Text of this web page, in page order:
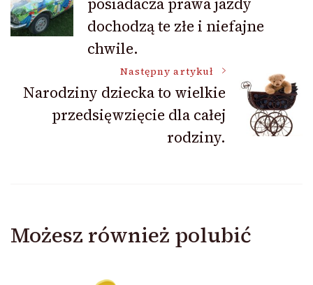
wpisuposiadacza prawa jazdy
dochodzą te złe i niefajne
chwile.
Następny artykuł
Narodziny dziecka to wielkie
przedsięwzięcie dla całej
rodziny.
Możesz również polubić